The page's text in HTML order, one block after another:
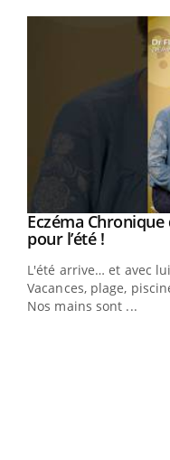
Youtube
Eczéma
pour l’été !Youtube
L'été arrive… et avec
Vacances, plage,
Nos mains sont ...